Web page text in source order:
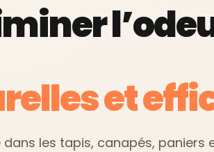
et
dans les tapis, canapés, paniers